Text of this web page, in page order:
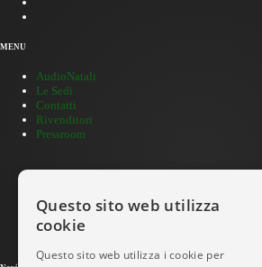
MENU
AudioNatali
Le Sedi
Contatti
Rivenditori
Pressroom
Ricerca avanzata
Area download
Questo sito web utilizza
cookie
Questo sito web utilizza i cookie per